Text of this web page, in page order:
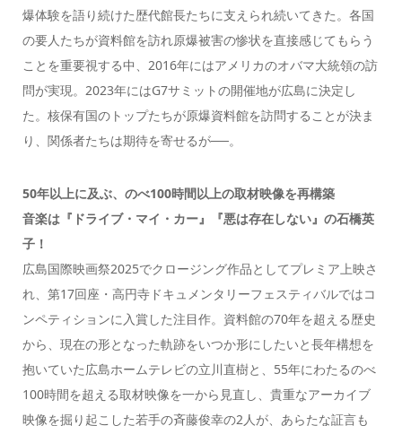
爆体験を語り続けた歴代館長たちに支えられ続いてきた。各国
の要人たちが資料館を訪れ原爆被害の惨状を直接感じてもらう
ことを重要視する中、2016年にはアメリカのオバマ大統領の訪
問が実現。2023年にはG7サミットの開催地が広島に決定し
た。核保有国のトップたちが原爆資料館を訪問することが決ま
り、関係者たちは期待を寄せるが──。
50年以上に及ぶ、のべ100時間以上の取材映像を再構築
音楽は『ドライブ・マイ・カー』『悪は存在しない』の石橋英
子！
広島国際映画祭2025でクロージング作品としてプレミア上映さ
れ、第17回座・高円寺ドキュメンタリーフェスティバルではコ
ンペティションに入賞した注目作。資料館の70年を超える歴史
から、現在の形となった軌跡をいつか形にしたいと長年構想を
抱いていた広島ホームテレビの立川直樹と、55年にわたるのべ
100時間を超える取材映像を一から見直し、貴重なアーカイブ
映像を掘り起こした若手の斉藤俊幸の2人が、あらたな証言も